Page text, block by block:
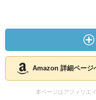
4.25
アラビアン・ナイト。
Amazon 詳細ページ
本ページはアフィリエ